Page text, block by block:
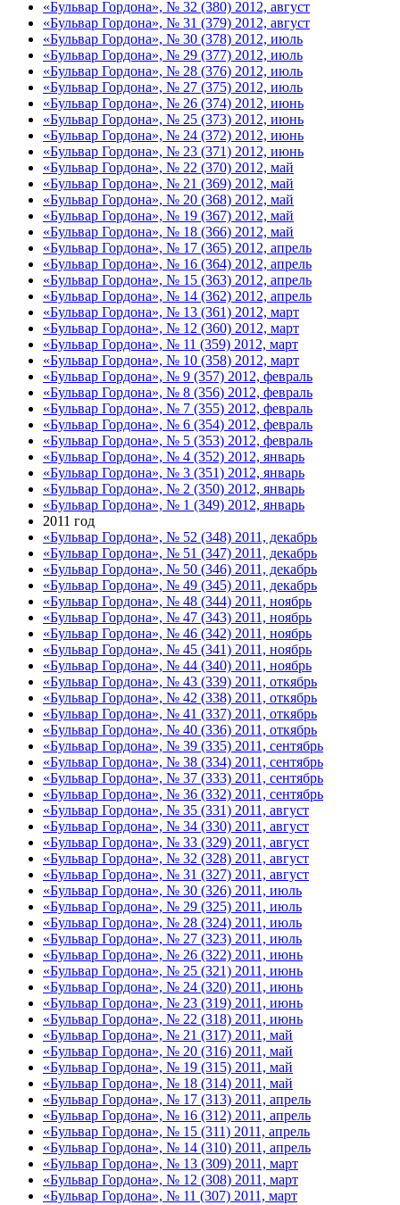
«Бульвар Гордона», № 32 (380) 2012, август
«Бульвар Гордона», № 31 (379) 2012, август
«Бульвар Гордона», № 30 (378) 2012, июль
«Бульвар Гордона», № 29 (377) 2012, июль
«Бульвар Гордона», № 28 (376) 2012, июль
«Бульвар Гордона», № 27 (375) 2012, июль
«Бульвар Гордона», № 26 (374) 2012, июнь
«Бульвар Гордона», № 25 (373) 2012, июнь
«Бульвар Гордона», № 24 (372) 2012, июнь
«Бульвар Гордона», № 23 (371) 2012, июнь
«Бульвар Гордона», № 22 (370) 2012, май
«Бульвар Гордона», № 21 (369) 2012, май
«Бульвар Гордона», № 20 (368) 2012, май
«Бульвар Гордона», № 19 (367) 2012, май
«Бульвар Гордона», № 18 (366) 2012, май
«Бульвар Гордона», № 17 (365) 2012, апрель
«Бульвар Гордона», № 16 (364) 2012, апрель
«Бульвар Гордона», № 15 (363) 2012, апрель
«Бульвар Гордона», № 14 (362) 2012, апрель
«Бульвар Гордона», № 13 (361) 2012, март
«Бульвар Гордона», № 12 (360) 2012, март
«Бульвар Гордона», № 11 (359) 2012, март
«Бульвар Гордона», № 10 (358) 2012, март
«Бульвар Гордона», № 9 (357) 2012, февраль
«Бульвар Гордона», № 8 (356) 2012, февраль
«Бульвар Гордона», № 7 (355) 2012, февраль
«Бульвар Гордона», № 6 (354) 2012, февраль
«Бульвар Гордона», № 5 (353) 2012, февраль
«Бульвар Гордона», № 4 (352) 2012, январь
«Бульвар Гордона», № 3 (351) 2012, январь
«Бульвар Гордона», № 2 (350) 2012, январь
«Бульвар Гордона», № 1 (349) 2012, январь
2011 год
«Бульвар Гордона», № 52 (348) 2011, декабрь
«Бульвар Гордона», № 51 (347) 2011, декабрь
«Бульвар Гордона», № 50 (346) 2011, декабрь
«Бульвар Гордона», № 49 (345) 2011, декабрь
«Бульвар Гордона», № 48 (344) 2011, ноябрь
«Бульвар Гордона», № 47 (343) 2011, ноябрь
«Бульвар Гордона», № 46 (342) 2011, ноябрь
«Бульвар Гордона», № 45 (341) 2011, ноябрь
«Бульвар Гордона», № 44 (340) 2011, ноябрь
«Бульвар Гордона», № 43 (339) 2011, откябрь
«Бульвар Гордона», № 42 (338) 2011, откябрь
«Бульвар Гордона», № 41 (337) 2011, откябрь
«Бульвар Гордона», № 40 (336) 2011, откябрь
«Бульвар Гордона», № 39 (335) 2011, сентябрь
«Бульвар Гордона», № 38 (334) 2011, сентябрь
«Бульвар Гордона», № 37 (333) 2011, сентябрь
«Бульвар Гордона», № 36 (332) 2011, сентябрь
«Бульвар Гордона», № 35 (331) 2011, август
«Бульвар Гордона», № 34 (330) 2011, август
«Бульвар Гордона», № 33 (329) 2011, август
«Бульвар Гордона», № 32 (328) 2011, август
«Бульвар Гордона», № 31 (327) 2011, август
«Бульвар Гордона», № 30 (326) 2011, июль
«Бульвар Гордона», № 29 (325) 2011, июль
«Бульвар Гордона», № 28 (324) 2011, июль
«Бульвар Гордона», № 27 (323) 2011, июль
«Бульвар Гордона», № 26 (322) 2011, июнь
«Бульвар Гордона», № 25 (321) 2011, июнь
«Бульвар Гордона», № 24 (320) 2011, июнь
«Бульвар Гордона», № 23 (319) 2011, июнь
«Бульвар Гордона», № 22 (318) 2011, июнь
«Бульвар Гордона», № 21 (317) 2011, май
«Бульвар Гордона», № 20 (316) 2011, май
«Бульвар Гордона», № 19 (315) 2011, май
«Бульвар Гордона», № 18 (314) 2011, май
«Бульвар Гордона», № 17 (313) 2011, апрель
«Бульвар Гордона», № 16 (312) 2011, апрель
«Бульвар Гордона», № 15 (311) 2011, апрель
«Бульвар Гордона», № 14 (310) 2011, апрель
«Бульвар Гордона», № 13 (309) 2011, март
«Бульвар Гордона», № 12 (308) 2011, март
«Бульвар Гордона», № 11 (307) 2011, март